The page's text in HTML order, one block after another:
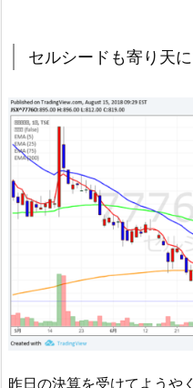
セルシードも寄り天に
昨日の決算を受けてようや